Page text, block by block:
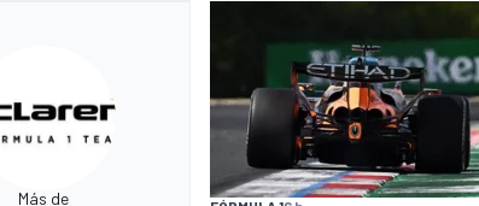
Más de